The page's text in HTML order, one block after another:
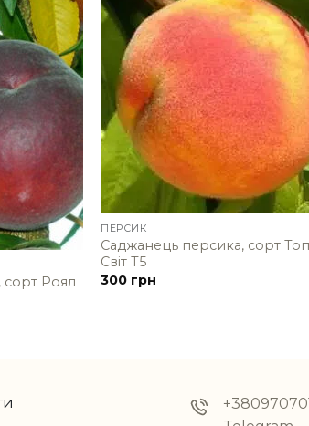
Роял
ПЕРСИК
Саджанець персика, сорт Топ
Світ Т5
300 грн